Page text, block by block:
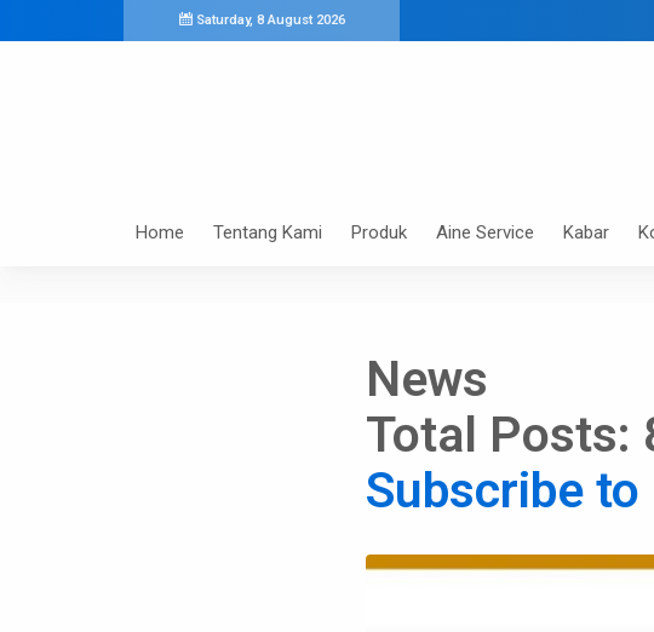
Saturday, 8 August 2026
Home Tentang Kami Produk Aine Service Kabar
News
Total Posts:
Subscribe to